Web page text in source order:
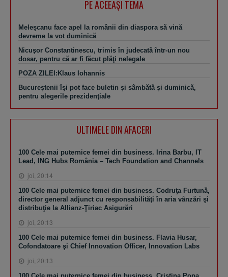
PE ACEEAŞI TEMA
Meleşcanu face apel la românii din diaspora să vină
devreme la vot duminică
Nicuşor Constantinescu, trimis în judecată într-un nou
dosar, pentru că ar fi făcut plăţi nelegale
POZA ZILEI:Klaus Iohannis
Bucureştenii îşi pot face buletin şi sâmbătă şi duminică,
pentru alegerile prezidenţiale
ULTIMELE DIN AFACERI
100 Cele mai puternice femei din business. Irina Barbu, IT
Lead, ING Hubs România – Tech Foundation and Channels
joi, 20:14
100 Cele mai puternice femei din business. Codruţa Furtună,
director general adjunct cu responsabilităţi în aria vânzări şi
distribuţie la Allianz-Ţiriac Asigurări
joi, 20:13
100 Cele mai puternice femei din business. Flavia Husar,
Cofondatoare şi Chief Innovation Officer, Innovation Labs
joi, 20:13